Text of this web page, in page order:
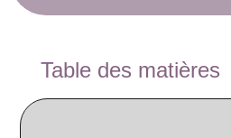
Table des matières